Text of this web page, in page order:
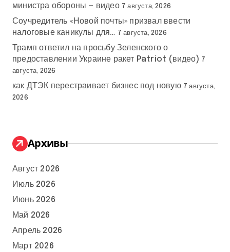
министра обороны — видео 7 августа, 2026
Соучредитель «Новой почты» призвал ввести
налоговые каникулы для… 7 августа, 2026
Трамп ответил на просьбу Зеленского о
предоставлении Украине ракет Patriot (видео) 7
августа, 2026
как ДТЭК перестраивает бизнес под новую 7 августа,
2026
Архивы
Август 2026
Июль 2026
Июнь 2026
Май 2026
Апрель 2026
Март 2026